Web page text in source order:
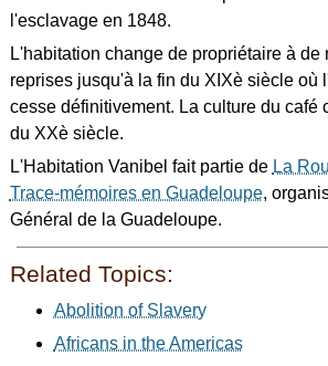
l'esclavage en 1848.
L'habitation change de propriétaire à de
reprises jusqu'à la fin du XIXè siècle où
cesse définitivement. La culture du café
du XXè siècle.
L'Habitation Vanibel fait partie de La
Trace-mémoires en Guadeloupe,
Général de la Guadeloupe.
Related Topics:
Abolition of Slavery
Africans in the Americas